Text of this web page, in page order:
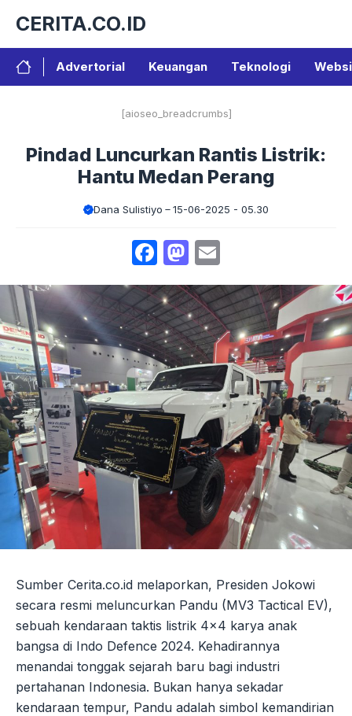
isi
CERITA.CO.ID
Advertorial Keuangan Teknologi
[aioseo_breadcrumbs]
Pindad Luncurkan Rantis Listrik:
Hantu Medan Perang
Dana Sulistiyo 15-06-2025 - 05.30
Facebook
Mastodon
Sumber Cerita.co.id melaporkan, Presiden Jokowi
secara resmi meluncurkan Pandu (MV3 Tactical EV),
sebuah kendaraan taktis listrik 4×4 karya anak
bangsa di Indo Defence 2024. Kehadirannya
menandai tonggak sejarah baru bagi industri
pertahanan Indonesia. Bukan hanya sekadar
kendaraan tempur, Pandu adalah simbol kemandirian